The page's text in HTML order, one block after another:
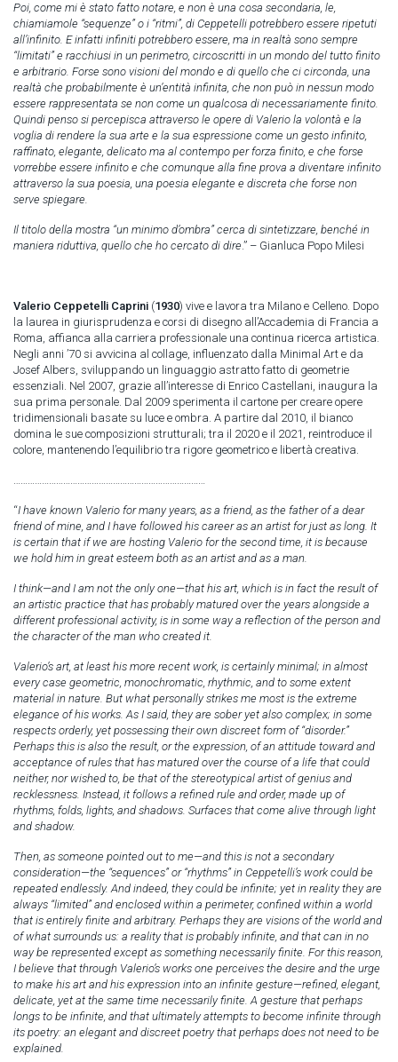
Poi, come mi è stato fatto notare, e non è una cosa secondaria, le,
chiamiamole “sequenze” o i “ritmi”, di Ceppetelli potrebbero essere ripetuti
all’infinito. E infatti infiniti potrebbero essere, ma in realtà sono sempre
“limitati” e racchiusi in un perimetro, circoscritti in un mondo del tutto finito
e arbitrario. Forse sono visioni del mondo e di quello che ci circonda, una
realtà che probabilmente è un’entità infinita, che non può in nessun modo
essere rappresentata se non come un qualcosa di necessariamente finito.
Quindi penso si percepisca attraverso le opere di Valerio la volontà e la
voglia di rendere la sua arte e la sua espressione come un gesto infinito,
raffinato, elegante, delicato ma al contempo per forza finito, e che forse
vorrebbe essere infinito e che comunque alla fine prova a diventare infinito
attraverso la sua poesia, una poesia elegante e discreta che forse non
serve spiegare.
Il titolo della mostra “un minimo d’ombra” cerca di sintetizzare, benché in
maniera riduttiva, quello che ho cercato di dire.” – Gianluca Popo Milesi
Valerio Ceppetelli Caprini (1930) vive e lavora tra Milano e Celleno. Dopo
la laurea in giurisprudenza e corsi di disegno all’Accademia di Francia a
Roma, affianca alla carriera professionale una continua ricerca artistica.
Negli anni ’70 si avvicina al collage, influenzato dalla Minimal Art e da
Josef Albers, sviluppando un linguaggio astratto fatto di geometrie
essenziali. Nel 2007, grazie all’interesse di Enrico Castellani, inaugura la
sua prima personale. Dal 2009 sperimenta il cartone per creare opere
tridimensionali basate su luce e ombra. A partire dal 2010, il bianco
domina le sue composizioni strutturali; tra il 2020 e il 2021, reintroduce il
colore, mantenendo l’equilibrio tra rigore geometrico e libertà creativa.
………………………………………………………………………
“I have known Valerio for many years, as a friend, as the father of a dear
friend of mine, and I have followed his career as an artist for just as long. It
is certain that if we are hosting Valerio for the second time, it is because
we hold him in great esteem both as an artist and as a man.
I think—and I am not the only one—that his art, which is in fact the result of
an artistic practice that has probably matured over the years alongside a
different professional activity, is in some way a reflection of the person and
the character of the man who created it.
Valerio’s art, at least his more recent work, is certainly minimal; in almost
every case geometric, monochromatic, rhythmic, and to some extent
material in nature. But what personally strikes me most is the extreme
elegance of his works. As I said, they are sober yet also complex; in some
respects orderly, yet possessing their own discreet form of “disorder.”
Perhaps this is also the result, or the expression, of an attitude toward and
acceptance of rules that has matured over the course of a life that could
neither, nor wished to, be that of the stereotypical artist of genius and
recklessness. Instead, it follows a refined rule and order, made up of
rhythms, folds, lights, and shadows. Surfaces that come alive through light
and shadow.
Then, as someone pointed out to me—and this is not a secondary
consideration—the “sequences” or “rhythms” in Ceppetelli’s work could be
repeated endlessly. And indeed, they could be infinite; yet in reality they are
always “limited” and enclosed within a perimeter, confined within a world
that is entirely finite and arbitrary. Perhaps they are visions of the world and
of what surrounds us: a reality that is probably infinite, and that can in no
way be represented except as something necessarily finite. For this reason,
I believe that through Valerio’s works one perceives the desire and the urge
to make his art and his expression into an infinite gesture—refined, elegant,
delicate, yet at the same time necessarily finite. A gesture that perhaps
longs to be infinite, and that ultimately attempts to become infinite through
its poetry: an elegant and discreet poetry that perhaps does not need to be
explained.